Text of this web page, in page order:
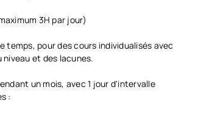
3H par jour)
temps, pour des cours individualisés avec
et des lacunes.
un mois, avec 1 jour d'intervalle
: